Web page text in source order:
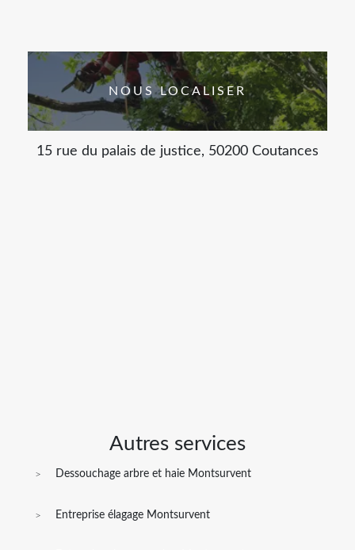
NOUS LOCALISER
15 rue du palais de justice, 50200 Coutances
Autres services
Dessouchage arbre et haie Montsurvent
Entreprise élagage Montsurvent